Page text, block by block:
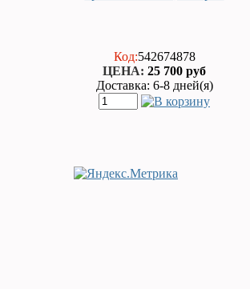
Код:542674878
ЦEHA: 25 700 руб
Доставка: 6-8 дней(я)